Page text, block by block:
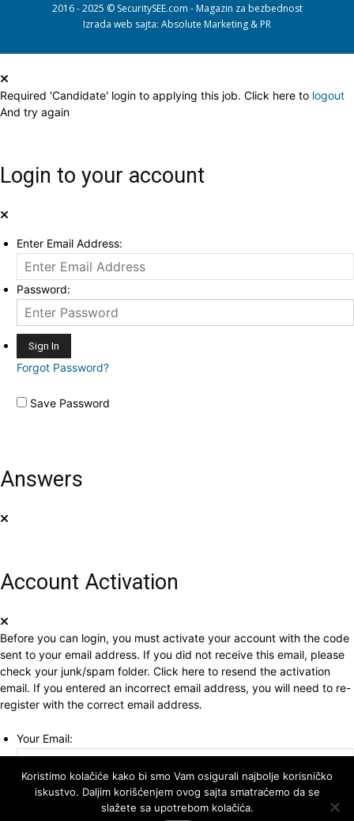
2016 - 2025 © SecuritySEE.com - Magazin za bezbednost
Izrada web sajta: Absolute Marketing & PR
Required 'Candidate' login to applying this job. Click here to logout
And try again
Login to your account
Enter Email Address:
Password:
Forgot Password?
Save Password
Answers
Account Activation
Before you can login, you must activate your account with the code
sent to your email address. If you did not receive this email, please
check your junk/spam folder. Click here to resend the activation
email. If you entered an incorrect email address, you will need to re-
register with the correct email address.
Your Email:
Activation Code:
Koristimo kolačiće kako bi smo Vam osigurali najbolje korisničko
iskustvo. Daljim korišćenjem ovog sajta smatraćemo da se
slažete sa upotrebom kolačića.